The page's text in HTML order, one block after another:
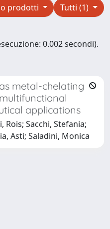
Tutti (1)
prodotti
0.002 secondi).
metal-chelating
applications
Rois; Sacchi, Stefania;
Asti; Saladini, Monica